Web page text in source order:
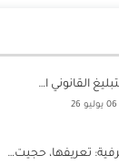
القانوني ا…
06 يوليو 26
تعريفها، حجيت…